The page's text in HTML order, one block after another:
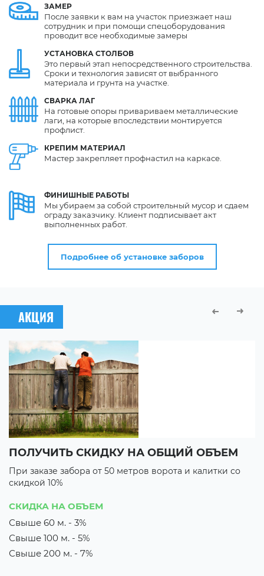
ЗАМЕР
УСТАНОВКА СТОЛБОВ
СВАРКА ЛАГ
КРЕПИМ МАТЕРИАЛ
ФИНИШНЫЕ РАБОТЫ
После заявки к вам на участок приезжает наш
сотрудник и при помощи спецоборудования
проводит все необходимые замеры
Это первый этап непосредственного строительства.
Сроки и технология зависят от выбранного
материала и грунта на участке.
На готовые опоры привариваем металлические
лаги, на которые впоследствии монтируется
профлист.
Мастер закрепляет профнастил на каркасе.
Мы убираем за собой строительный мусор и сдаем
ограду заказчику. Клиент подписывает акт
выполненных работ.
Подробнее об установке заборов
АКЦИЯ
ПОЛУЧИТЬ СКИДКУ НА ОБЩИЙ ОБЪЕМ
При заказе забора от 50 метров ворота и калитки со
скидкой 10%
СКИДКА НА ОБЪЕМ
Свыше 60 м. - 3%
Свыше 100 м. - 5%
Свыше 200 м. - 7%